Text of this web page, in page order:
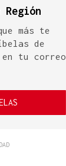
más te
de
tu correo